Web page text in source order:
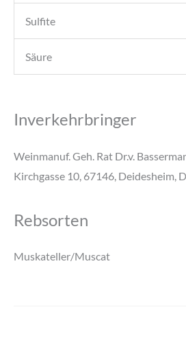
Sulfite
Säure
Inverkehrbringer
Weinmanuf. Geh. Rat Dr.v.
Kirchgasse 10, 67146, Deidesheim,
Rebsorten
Muskateller/Muscat